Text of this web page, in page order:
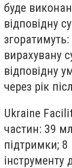
буде
відповідну
вирахувану
відповідну
через рік
Ukraine
частин: 39
підтримки; 8
інструменту